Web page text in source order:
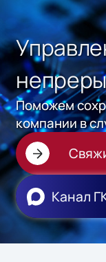
Поможем
компании в
Канал